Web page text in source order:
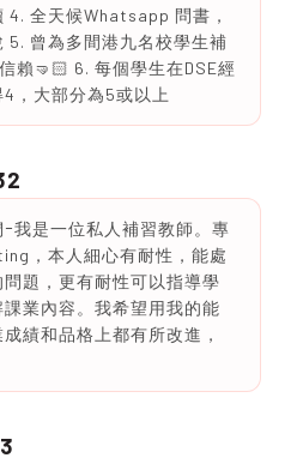
4. 全天候Whatsapp 問書，
5. 曾為多間港九名校學生補
賴🤜🏻 6. 每個學生在DSE經
，大部分為5或以上
我是一位私人補習教師。專
，本人細心有耐性，能處
題，更有耐性可以指導學
業內容。我希望用我的能
績和品格上都有所改進，